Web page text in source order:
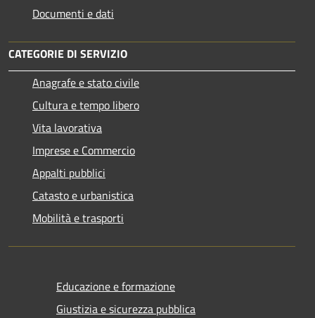
Documenti e dati
CATEGORIE DI SERVIZIO
Anagrafe e stato civile
Cultura e tempo libero
Vita lavorativa
Imprese e Commercio
Appalti pubblici
Catasto e urbanistica
Mobilità e trasporti
Educazione e formazione
Giustizia e sicurezza pubblica